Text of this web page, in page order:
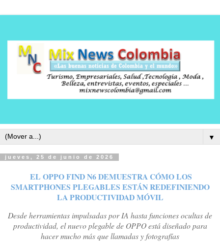
▼
jueves, 25 de junio de 2026
EL OPPO FIND N6 DEMUESTRA CÓMO LOS
SMARTPHONES PLEGABLES ESTÁN REDEFINIENDO
LA PRODUCTIVIDAD MÓVIL
Desde herramientas impulsadas por IA hasta funciones ocultas de
productividad, el nuevo plegable de OPPO está diseñado para
hacer mucho más que llamadas y fotografías